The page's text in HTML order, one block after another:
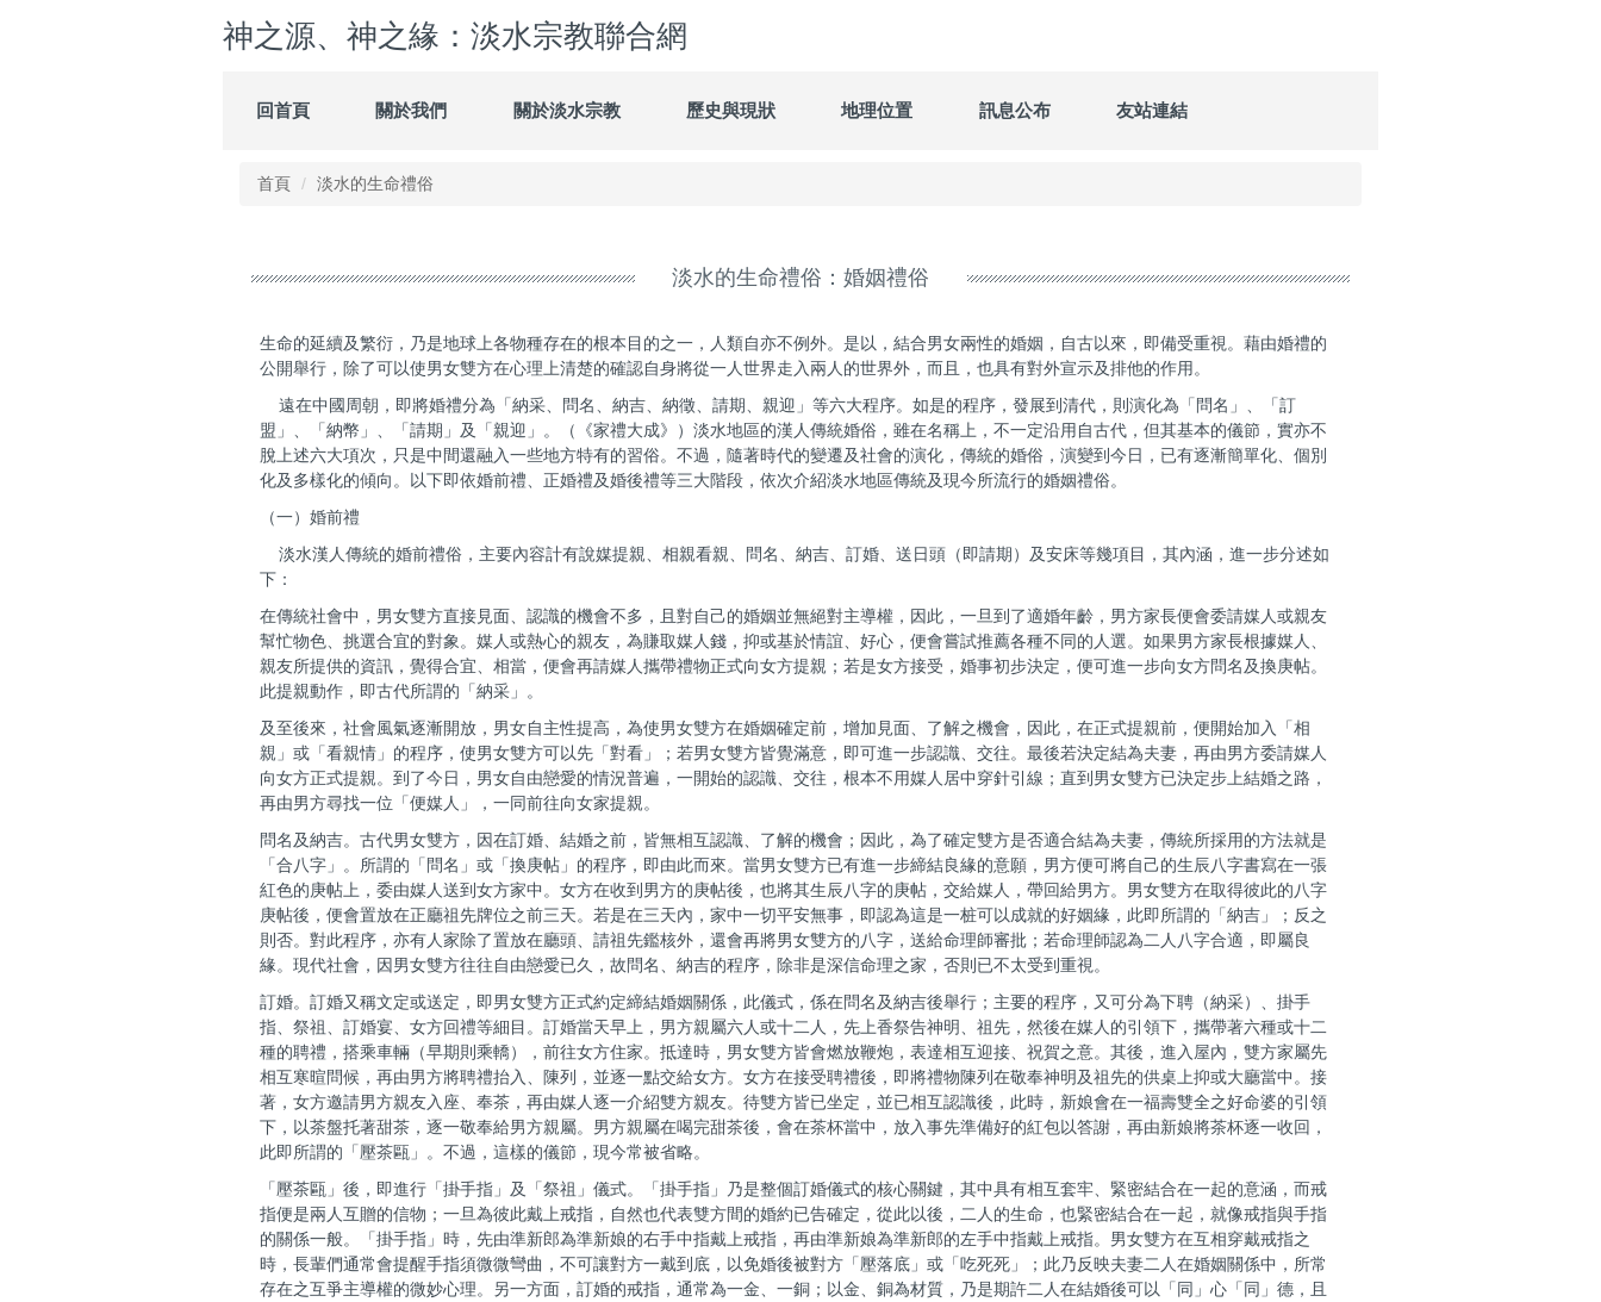
神之源、神之緣：淡水宗教聯合網
回首頁 關於我們 關於淡水宗教 歷史與現狀 地理位置 訊息公布 友站連結
首頁 淡水的生命禮俗
淡水的生命禮俗：婚姻禮俗
生命的延續及繁衍，乃是地球上各物種存在的根本目的之一，人類自亦不例外。是以，結合男女兩性的婚姻，自古以來，即備受重視。藉由婚禮的
公開舉行，除了可以使男女雙方在心理上清楚的確認自身將從一人世界走入兩人的世界外，而且，也具有對外宣示及排他的作用。
遠在中國周朝，即將婚禮分為「納采、問名、納吉、納徵、請期、親迎」等六大程序。如是的程序，發展到清代，則演化為「問名」、「訂
盟」、「納幣」、「請期」及「親迎」。（《家禮大成》）淡水地區的漢人傳統婚俗，雖在名稱上，不一定沿用自古代，但其基本的儀節，實亦不
脫上述六大項次，只是中間還融入一些地方特有的習俗。不過，隨著時代的變遷及社會的演化，傳統的婚俗，演變到今日，已有逐漸簡單化、個別
化及多樣化的傾向。以下即依婚前禮、正婚禮及婚後禮等三大階段，依次介紹淡水地區傳統及現今所流行的婚姻禮俗。
（一）婚前禮
淡水漢人傳統的婚前禮俗，主要內容計有說媒提親、相親看親、問名、納吉、訂婚、送日頭（即請期）及安床等幾項目，其內涵，進一步分述如
下：
在傳統社會中，男女雙方直接見面、認識的機會不多，且對自己的婚姻並無絕對主導權，因此，一旦到了適婚年齡，男方家長便會委請媒人或親友
幫忙物色、挑選合宜的對象。媒人或熱心的親友，為賺取媒人錢，抑或基於情誼、好心，便會嘗試推薦各種不同的人選。如果男方家長根據媒人、
親友所提供的資訊，覺得合宜、相當，便會再請媒人攜帶禮物正式向女方提親；若是女方接受，婚事初步決定，便可進一步向女方問名及換庚帖。
此提親動作，即古代所謂的「納采」。
及至後來，社會風氣逐漸開放，男女自主性提高，為使男女雙方在婚姻確定前，增加見面、了解之機會，因此，在正式提親前，便開始加入「相
親」或「看親情」的程序，使男女雙方可以先「對看」；若男女雙方皆覺滿意，即可進一步認識、交往。最後若決定結為夫妻，再由男方委請媒人
向女方正式提親。到了今日，男女自由戀愛的情況普遍，一開始的認識、交往，根本不用媒人居中穿針引線；直到男女雙方已決定步上結婚之路，
再由男方尋找一位「便媒人」，一同前往向女家提親。
問名及納吉。古代男女雙方，因在訂婚、結婚之前，皆無相互認識、了解的機會；因此，為了確定雙方是否適合結為夫妻，傳統所採用的方法就是
「合八字」。所謂的「問名」或「換庚帖」的程序，即由此而來。當男女雙方已有進一步締結良緣的意願，男方便可將自己的生辰八字書寫在一張
紅色的庚帖上，委由媒人送到女方家中。女方在收到男方的庚帖後，也將其生辰八字的庚帖，交給媒人，帶回給男方。男女雙方在取得彼此的八字
庚帖後，便會置放在正廳祖先牌位之前三天。若是在三天內，家中一切平安無事，即認為這是一桩可以成就的好姻緣，此即所謂的「納吉」；反之
則否。對此程序，亦有人家除了置放在廳頭、請祖先鑑核外，還會再將男女雙方的八字，送給命理師審批；若命理師認為二人八字合適，即屬良
緣。現代社會，因男女雙方往往自由戀愛已久，故問名、納吉的程序，除非是深信命理之家，否則已不太受到重視。
訂婚。訂婚又稱文定或送定，即男女雙方正式約定締結婚姻關係，此儀式，係在問名及納吉後舉行；主要的程序，又可分為下聘（納采）、掛手
指、祭祖、訂婚宴、女方回禮等細目。訂婚當天早上，男方親屬六人或十二人，先上香祭告神明、祖先，然後在媒人的引領下，攜帶著六種或十二
種的聘禮，搭乘車輛（早期則乘轎），前往女方住家。抵達時，男女雙方皆會燃放鞭炮，表達相互迎接、祝賀之意。其後，進入屋內，雙方家屬先
相互寒暄問候，再由男方將聘禮抬入、陳列，並逐一點交給女方。女方在接受聘禮後，即將禮物陳列在敬奉神明及祖先的供桌上抑或大廳當中。接
著，女方邀請男方親友入座、奉茶，再由媒人逐一介紹雙方親友。待雙方皆已坐定，並已相互認識後，此時，新娘會在一福壽雙全之好命婆的引領
下，以茶盤托著甜茶，逐一敬奉給男方親屬。男方親屬在喝完甜茶後，會在茶杯當中，放入事先準備好的紅包以答謝，再由新娘將茶杯逐一收回，
此即所謂的「壓茶甌」。不過，這樣的儀節，現今常被省略。
「壓茶甌」後，即進行「掛手指」及「祭祖」儀式。「掛手指」乃是整個訂婚儀式的核心關鍵，其中具有相互套牢、緊密結合在一起的意涵，而戒
指便是兩人互贈的信物；一旦為彼此戴上戒指，自然也代表雙方間的婚約已告確定，從此以後，二人的生命，也緊密結合在一起，就像戒指與手指
的關係一般。「掛手指」時，先由準新郎為準新娘的右手中指戴上戒指，再由準新娘為準新郎的左手中指戴上戒指。男女雙方在互相穿戴戒指之
時，長輩們通常會提醒手指須微微彎曲，不可讓對方一戴到底，以免婚後被對方「壓落底」或「吃死死」；此乃反映夫妻二人在婚姻關係中，所常
存在之互爭主導權的微妙心理。另一方面，訂婚的戒指，通常為一金、一銅；以金、銅為材質，乃是期許二人在結婚後可以「同」心「同」德，且